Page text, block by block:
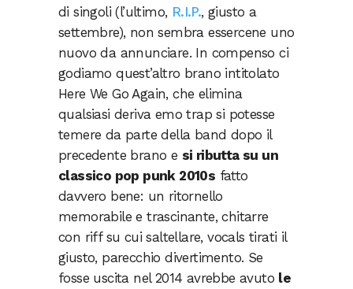
di singoli (l’ultimo, R.I.P., giusto a
settembre), non sembra essercene uno
nuovo da annunciare. In compenso ci
godiamo quest’altro brano intitolato
Here We Go Again, che elimina
qualsiasi deriva emo trap si potesse
temere da parte della band dopo il
precedente brano e si ributta su un
classico pop punk 2010s fatto
davvero bene: un ritornello
memorabile e trascinante, chitarre
con riff su cui saltellare, vocals tirati il
giusto, parecchio divertimento. Se
fosse uscita nel 2014 avrebbe avuto le